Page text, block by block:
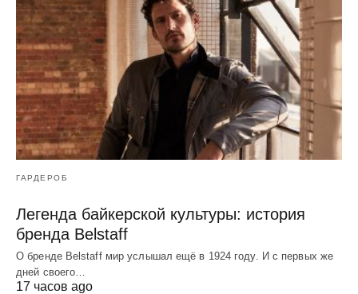
ГАРДЕРОБ
Легенда байкерской культуры: история
бренда Belstaff
О бренде Belstaff мир услышал ещё в 1924 году. И с первых же
дней своего…
17 часов ago